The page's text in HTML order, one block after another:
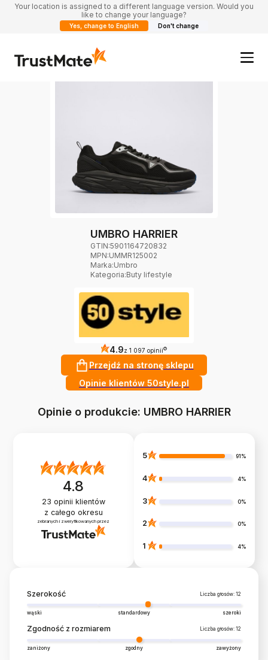
Your location is assigned to a different language version. Would you
like to change your language?
Yes, change to English Don't change
UMBRO HARRIER
GTIN:5901164720832
MPN:UMMR125002
Marka:Umbro
Kategoria:Buty lifestyle
4.9z 1 097 opinii ?
Przejdź na stronę sklepu
Opinie klientów 50style.pl
Opinie o produkcie: UMBRO HARRIER
4.8
23 opinii klientów
z całego okresu
zebranych i zweryfikowanych przez
5 91%
4 4%
3 0%
2 0%
1 4%
Szerokość Liczba głosów: 12
wąski standardowy szeroki
Zgodność z rozmiarem Liczba głosów: 12
zaniżony zgodny zawyżony